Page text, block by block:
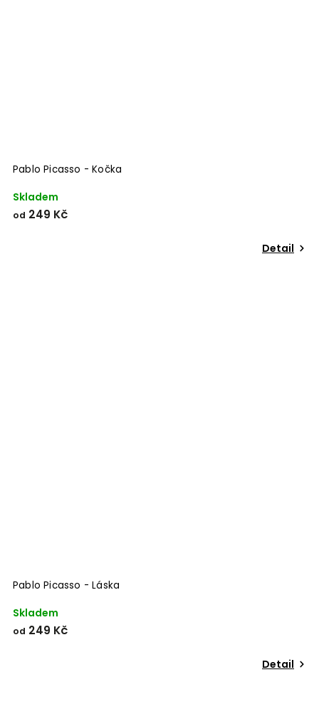
Pablo Picasso - Kočka
Skladem
od 249 Kč
Detail
Pablo Picasso - Láska
Skladem
od 249 Kč
Detail